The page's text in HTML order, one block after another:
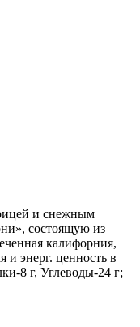
и снежным
состоящую из
калифорния,
энерг. ценность в
8 г, Углеводы-24 г;